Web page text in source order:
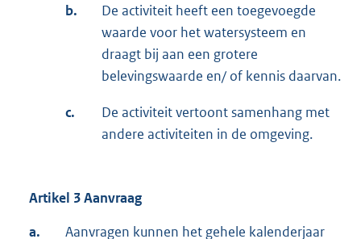
b.
De activiteit heeft een toegevoegde
waarde voor het watersysteem en
draagt bij aan een grotere
belevingswaarde en/ of kennis daarvan.
c.
De activiteit vertoont samenhang met
andere activiteiten in de omgeving.
Artikel 3 Aanvraag
a.
Aanvragen kunnen het gehele kalenderjaar